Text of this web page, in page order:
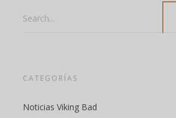
Search...
CATEGORÍAS
Noticias Viking Bad